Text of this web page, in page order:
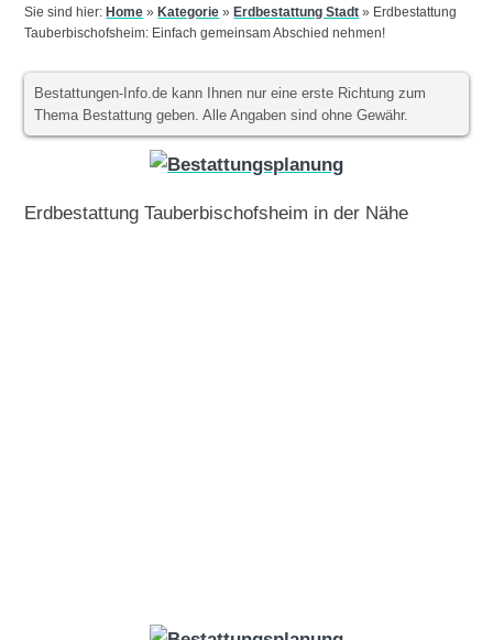
Sie sind hier: Home » Kategorie » Erdbestattung Stadt » Erdbestattung
Tauberbischofsheim: Einfach gemeinsam Abschied nehmen!
Bestattungen-Info.de kann Ihnen nur eine erste Richtung zum
Thema Bestattung geben. Alle Angaben sind ohne Gewähr.
Erdbestattung Tauberbischofsheim in der Nähe